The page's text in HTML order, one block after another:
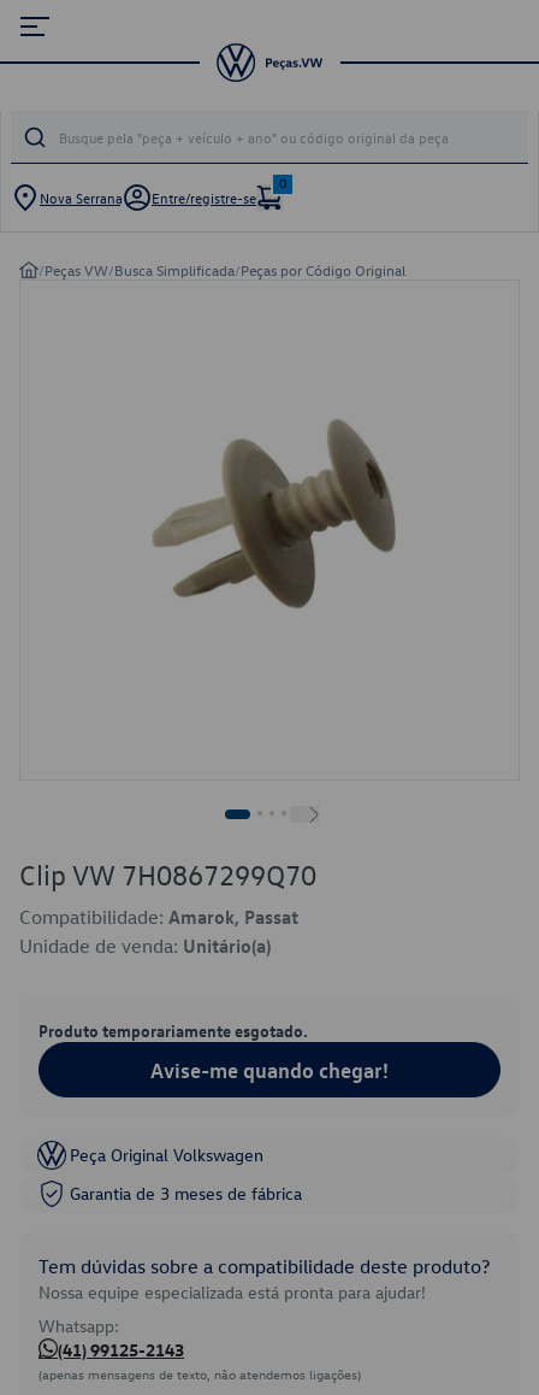
Nova Serrana Entre/registre-se
0
/Peças VW/Busca Simplificada/Peças por Código Original
Clip VW 7H0867299Q70
Compatibilidade: Amarok, Passat
Unidade de venda: Unitário(a)
Produto temporariamente esgotado.
Avise-me quando chegar!
Peça Original Volkswagen
Garantia de 3 meses de fábrica
Tem dúvidas sobre a compatibilidade deste produto?
Nossa equipe especializada está pronta para ajudar!
Whatsapp:
(41) 99125-2143
(apenas mensagens de texto, não atendemos ligações)